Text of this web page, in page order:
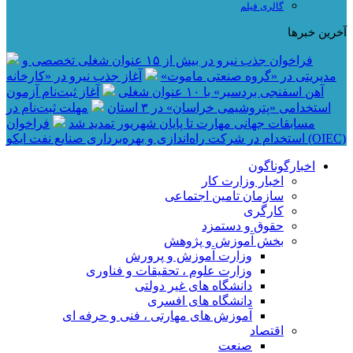
گالری فیلم
آخرین خبرها
فراخوان جذب نیرو در بیش از ۱۵ عنوان شغلی تخصصی و
مدیریتی در «گروه صنعتی ماموت»
آغاز جذب نیرو در «کارخانه
آهن اسفنجی بردسیر» با ۱۰ عنوان شغلی
آغاز ثبت‌نام آزمون
استخدامی «پتروشیمی خراسان» در ۳ استان
مهلت ثبت‌نام در
مسابقات جهانی مهارت تا پایان شهریور تمدید شد
فراخوان
استخدام در شرکت راه‌اندازی و بهره‌برداری صنایع نفت ایکو (OIEC)
اخبارگوناگون
اخبار وزارت کار
سازمان تامین اجتماعی
کارگری
حقوق و دستمزد
بخش آموزش و پژوهش
وزارت آموزش و پرورش
وزارت علوم ، تحقیقات و فناوری
دانشگاه های غیر دولتی
دانشگاه های افسری
آموزش های مهارتی ، فنی و حرفه ای
اقتصاد
صنعت